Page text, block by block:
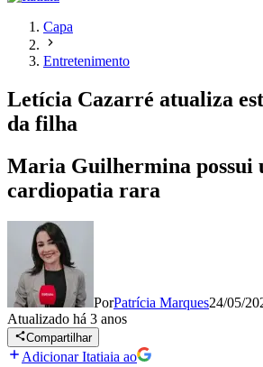
Capa
Entretenimento
Letícia Cazarré atualiza
da filha
Maria Guilhermina possui
cardiopatia rara
PorPatrícia Marques24/05/
Atualizado há 3 anos
Compartilhar
Adicionar Itatiaia ao